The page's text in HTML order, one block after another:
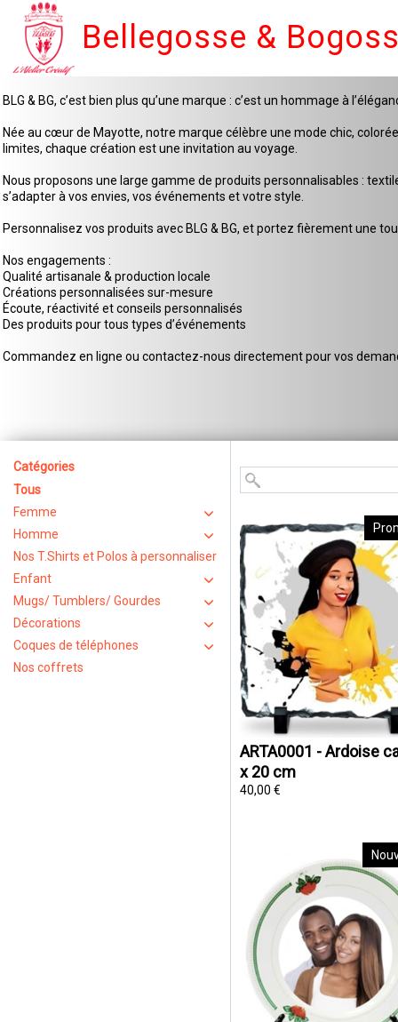
Bellegosse &
BLG & BG, c’est bien plus qu’une marque : c’est un hommage à
Née au cœur de Mayotte, notre marque célèbre une mode chic,
limites, chaque création est une invitation au voyage.
Nous proposons une large gamme de produits personnalisables :
s’adapter à vos envies, vos événements et votre style.
Personnalisez vos produits avec BLG & BG, et portez fièrement une
Nos engagements :
Qualité artisanale & production locale
Créations personnalisées sur-mesure
Écoute, réactivité et conseils personnalisés
Des produits pour tous types d’événements
Commandez en ligne ou contactez-nous directement pour vos
Catégories
Tous
Femme
Homme
Nos T.Shirts et Polos à personnaliser
Enfant
Mugs/ Tumblers/ Gourdes
Décorations
Coques de téléphones
Nos coffrets
ARTA0001 - Ardoise
x 20 cm
40,00 €